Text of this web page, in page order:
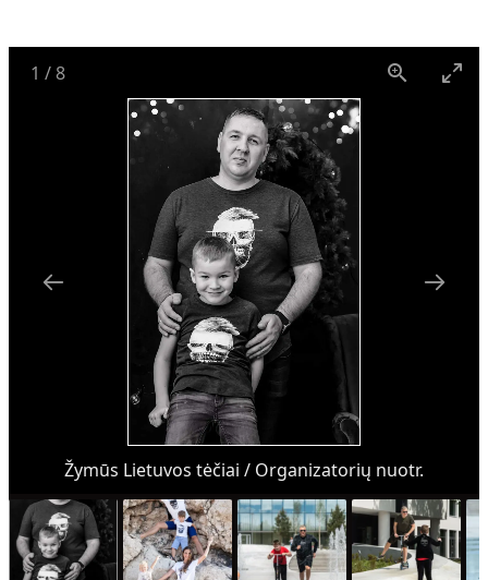
1 /8
Žymūs Lietuvos tėčiai / Organizatorių nuotr.